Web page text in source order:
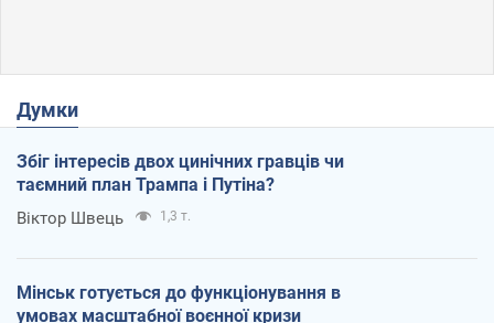
Думки
Збіг інтересів двох цинічних гравців чи
таємний план Трампа і Путіна?
Віктор Швець 1,3 т.
Мінськ готується до функціонування в
умовах масштабної воєнної кризи